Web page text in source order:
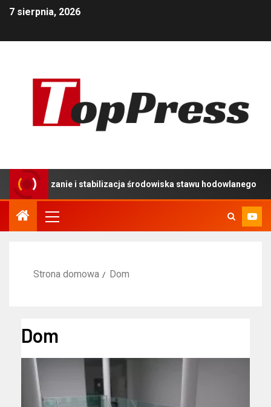
7 sierpnia, 2026
i stabilizacja środowiska stawu hodowlanego
Strona domowa Dom
Dom